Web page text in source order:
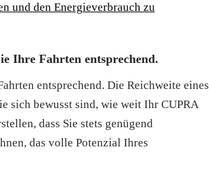
und den Energieverbrauch zu
Ihre Fahrten entsprechend.
entsprechend. Die Reichweite eines
sich bewusst sind, wie weit Ihr CUPRA
dass Sie stets genügend
das volle Potenzial Ihres